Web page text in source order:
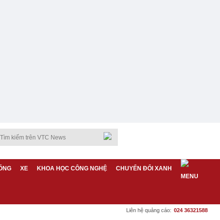
XE KHOA HỌC CÔNG NGHỆ CHUYỂN ĐỔI XANH
Liên hệ quảng cáo: 024 36321588